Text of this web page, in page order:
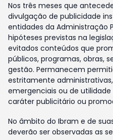
Nos três meses que
divulgação de publicidade
entidades da Administração
hipóteses previstas na
evitados conteúdos que
públicos, programas, obras,
gestão. Permanecem
estritamente
emergenciais ou de
caráter publicitário ou
No âmbito do Ibram e de
deverão ser observadas as